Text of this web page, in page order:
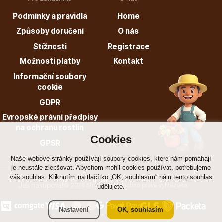
Cookies
Naše webové stránky používají soubory cookies, které nám pomáhají
je neustále zlepšovat. Abychom mohli cookies používat, potřebujeme
váš souhlas. Kliknutím na tlačítko „OK, souhlasím“ nám tento souhlas
udělujete.
Nastavení OK, souhlasím
Dárkový poukaz
Po-Pá 9:00 - 17:00
Podmínky a pravidla
Způsoby doručení
Stížnosti
Možnosti platby
Informační soubory
cookie
GDPR
Evropské právní předpisy
na ochranu rostlin
GPSR
Home
O nás
Registrace
Kontakt
© 2026 Stromo.cz Všechna práva vyhrazena.